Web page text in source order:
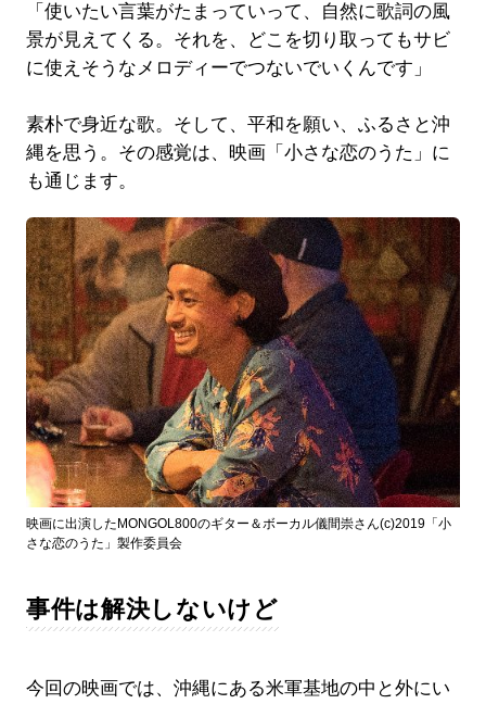
「使いたい言葉がたまっていって、自然に歌詞の風
景が見えてくる。それを、どこを切り取ってもサビ
に使えそうなメロディーでつないでいくんです」
素朴で身近な歌。そして、平和を願い、ふるさと沖
縄を思う。その感覚は、映画「小さな恋のうた」に
も通じます。
映画に出演したMONGOL800のギター＆ボーカル儀間崇さん(c)2019「小
さな恋のうた」製作委員会
事件は解決しないけど
今回の映画では、沖縄にある米軍基地の中と外にい